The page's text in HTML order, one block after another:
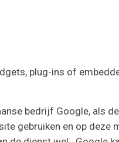
plug-ins of
bedrijf Google, als
gebruiken en op